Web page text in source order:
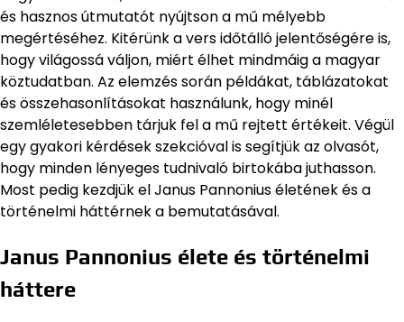
és hasznos útmutatót nyújtson a mű mélyebb
megértéséhez. Kitérünk a vers időtálló jelentőségére is,
hogy világossá váljon, miért élhet mindmáig a magyar
köztudatban. Az elemzés során példákat, táblázatokat
és összehasonlításokat használunk, hogy minél
szemléletesebben tárjuk fel a mű rejtett értékeit. Végül
egy gyakori kérdések szekcióval is segítjük az olvasót,
hogy minden lényeges tudnivaló birtokába juthasson.
Most pedig kezdjük el Janus Pannonius életének és a
történelmi háttérnek a bemutatásával.
Janus Pannonius élete és történelmi
háttere